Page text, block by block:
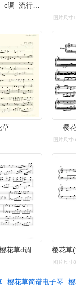
樱花草钢琴谱_sweety_c调_流行钢琴双手简谱_钢琴谱|钢琴五线谱|钢琴
图片尺寸
草 樱
图片尺寸
樱花草,樱花草钢琴谱,樱花草d调钢琴谱,樱花草钢琴谱大全,虫虫钢琴谱
图片尺寸
樱花草简谱电子琴